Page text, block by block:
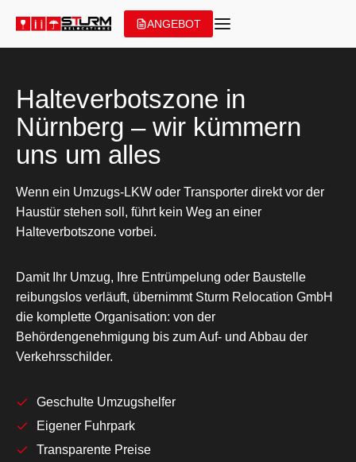
Inhalt
springen
ANGEBOT
Halteverbotszone in
Nürnberg – wir kümmern
uns um alles
Wenn ein Umzugs-LKW oder Transporter direkt vor der
Haustür stehen soll, führt kein Weg an einer
Halteverbotszone vorbei.
Damit Ihr Umzug, Ihre Entrümpelung oder Baustelle
reibungslos verläuft, übernimmt Sturm Relocation GmbH
die komplette Organisation: von der
Behördengenehmigung bis zum Auf- und Abbau der
Verkehrsschilder.
Geschulte Umzugshelfer
Eigener Fuhrpark
Transparente Preise